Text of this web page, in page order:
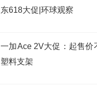
东618大促|环球观察
一加Ace 2V大促：起售价
塑料支架